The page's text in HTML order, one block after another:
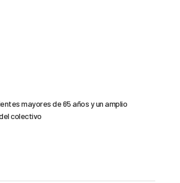
mayores de 65 años y un amplio
colectivo